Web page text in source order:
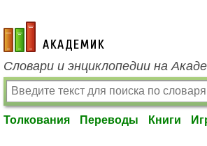
academic.ru
Словари и энциклопедии на
Толкования Переводы Книги